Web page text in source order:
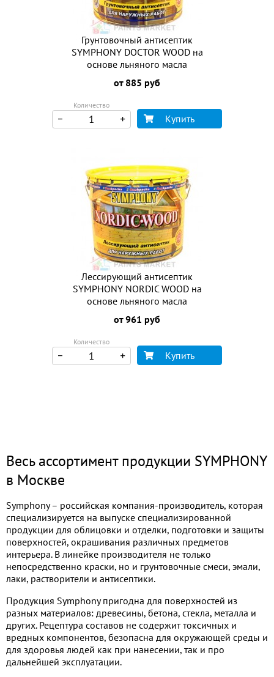
Грунтовочный антисептик
SYMPHONY DOCTOR WOOD на
основе льняного масла
от 885 руб
Количество
Купить
Лессирующий антисептик
SYMPHONY NORDIC WOOD на
основе льняного масла
от 961 руб
Количество
Купить
Весь ассортимент продукции SYMPHONY
в Москве
Symphony – российская компания-производитель, которая
специализируется на выпуске специализированной
продукции для облицовки и отделки, подготовки и защиты
поверхностей, окрашивания различных предметов
интерьера. В линейке производителя не только
непосредственно краски, но и грунтовочные смеси, эмали,
лаки, растворители и антисептики.
Продукция Symphony пригодна для поверхностей из
разных материалов: древесины, бетона, стекла, металла и
других. Рецептура составов не содержит токсичных и
вредных компонентов, безопасна для окружающей среды и
для здоровья людей как при нанесении, так и про
дальнейшей эксплуатации.